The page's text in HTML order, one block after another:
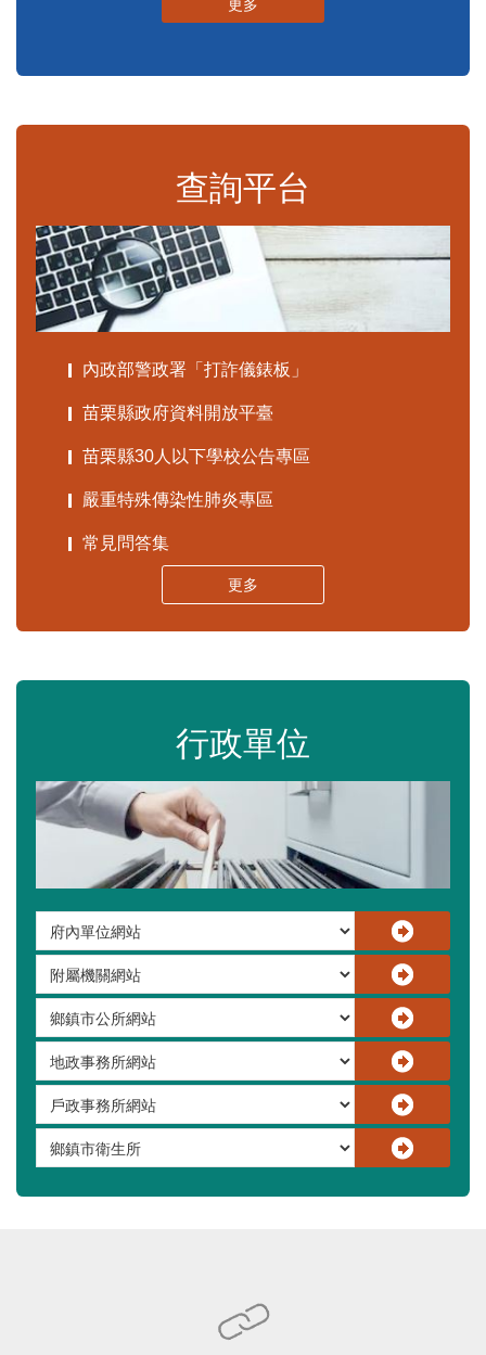
更多
查詢平台
內政部警政署「打詐儀錶板」
苗栗縣政府資料開放平臺
苗栗縣30人以下學校公告專區
嚴重特殊傳染性肺炎專區
常見問答集
更多
行政單位